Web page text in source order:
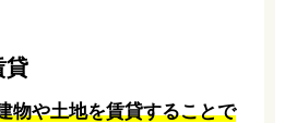
貸
物や土地を賃貸することで